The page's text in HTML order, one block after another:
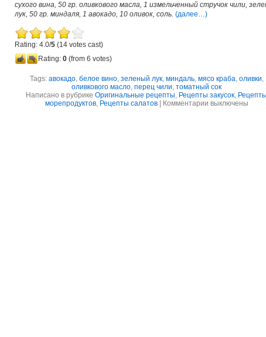
сухого вина, 50 гр. оливкового масла, 1 измельченный стручок чили,
лук, 50 гр. миндаля, 1 авокадо, 10 оливок, соль. (далее…)
Rating: 4.0/5 (14 votes cast)
Rating: 0 (from 6 votes)
Tags: авокадо, белое вино, зеленый лук, миндаль, мясо краба, оливки,
оливкового масло, перец чили, томатный сок
Написано в рубрике Оригинальные рецепты, Рецепты закусок, Рецепты
морепродуктов, Рецепты салатов| Комментарии выключены